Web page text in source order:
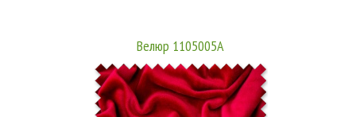
Велюр 1105005А